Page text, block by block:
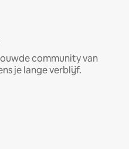
community van
je lange verblijf.